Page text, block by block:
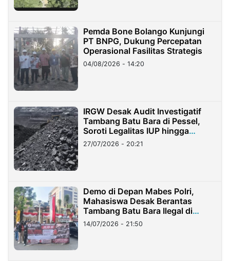
Pemda Bone Bolango Kunjungi
PT BNPG, Dukung Percepatan
Operasional Fasilitas Strategis
04/08/2026 - 14:20
IRGW Desak Audit Investigatif
Tambang Batu Bara di Pessel,
Soroti Legalitas IUP hingga
Stockpile
27/07/2026 - 20:21
Demo di Depan Mabes Polri,
Mahasiswa Desak Berantas
Tambang Batu Bara Ilegal di
Lampung
14/07/2026 - 21:50